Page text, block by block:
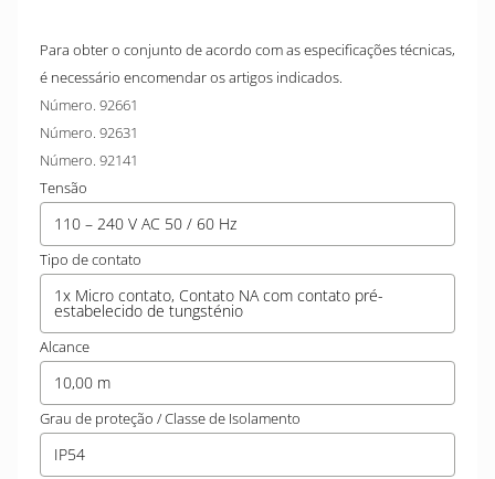
Para obter o conjunto de acordo com as especificações técnicas,
é necessário encomendar os artigos indicados.
Número. 92661
Número. 92631
Número. 92141
Tensão
110 – 240 V AC 50 / 60 Hz
Tipo de contato
1x Micro contato, Contato NA com contato pré-
estabelecido de tungsténio
Alcance
10,00 m
Grau de proteção / Classe de Isolamento
IP54